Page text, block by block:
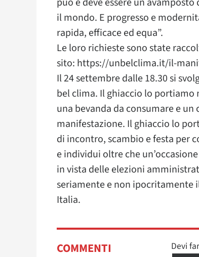
il mondo. E progresso e
rapida, efficace ed equa”.
Le loro richieste sono state
sito: https://unbelclima.it/il-
Il 24 settembre dalle 18.30 si
bel clima. Il ghiaccio lo
una bevanda da consumare e
manifestazione. Il ghiaccio lo
di incontro, scambio e festa per
e individui oltre che
in vista delle elezioni
seriamente e non ipocritamente
Italia.
COMMENTI Devi